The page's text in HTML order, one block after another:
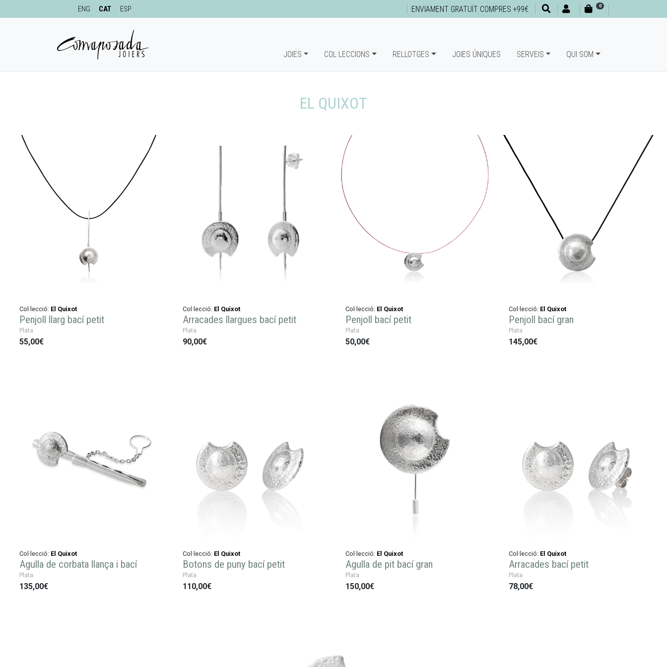
ENG CAT ESP ENVIAMENT GRATUÏT COMPRES +99€ 0
JOIES COL·LECCIONS RELLOTGES JOIES ÚNIQUES SERVEIS QUI SOM
EL QUIXOT
Col·lecció: El Quixot
Penjoll llarg bací petit
Plata
55,00€
Col·lecció: El Quixot
Arracades llargues bací petit
Plata
90,00€
Col·lecció: El Quixot
Penjoll bací petit
Plata
50,00€
Col·lecció: El Quixot
Penjoll bací gran
Plata
145,00€
Col·lecció: El Quixot
Agulla de corbata llança i bací
Plata
135,00€
Col·lecció: El Quixot
Botons de puny bací petit
Plata
110,00€
Col·lecció: El Quixot
Agulla de pit bací gran
Plata
150,00€
Col·lecció: El Quixot
Arracades bací petit
Plata
78,00€